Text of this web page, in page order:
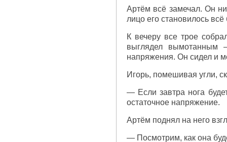
Артём всё замечал. Он
лицо его становилось
К вечеру все трое
выглядел вымотанным
напряжения. Он сидел и
Игорь, помешивая угли,
— Если завтра нога
остаточное напряжение.
Артём поднял на него
— Посмотрим, как она